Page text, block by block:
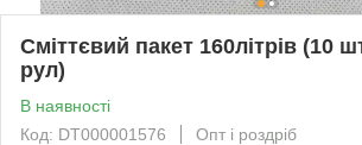
Сміттєвий пакет 160літрів (10
рул)
В наявності
Код: DT000001576
Опт і роздріб